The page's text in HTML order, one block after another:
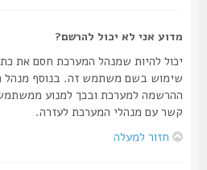
מדוע אני לא יכול להרשם?
שימוש בשם משתמש זה. בנוסף מנהל
ההרשמה למערכת ובכך למנוע ממשתמשים
קשר עם מנהלי המערכת לעזרה.
חזור למעלה